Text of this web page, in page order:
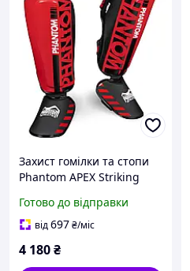
Захист гомілки та стопи
Phantom APEX Striking
Готово до відправки
від697₴/міс
4 180₴